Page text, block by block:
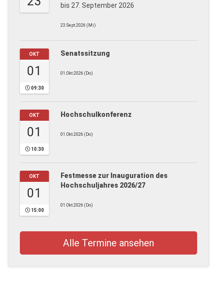
bis 27. September 2026
23.Sept.2026 (Mi)
OKT
01
09:30
Senatssitzung
01.Okt.2026 (Do)
OKT
01
10:30
Hochschulkonferenz
01.Okt.2026 (Do)
OKT
01
15:00
Festmesse zur Inauguration des
Hochschuljahres 2026/27
01.Okt.2026 (Do)
Alle Termine ansehen